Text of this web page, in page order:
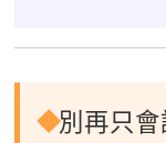
別再只